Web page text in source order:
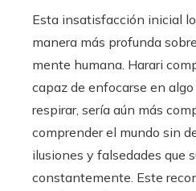
Esta insatisfacción inicial
manera más profunda
mente humana. Harari
capaz de enfocarse en
respirar, sería aún más
comprender el mundo sin
ilusiones y falsedades que
constantemente. Este